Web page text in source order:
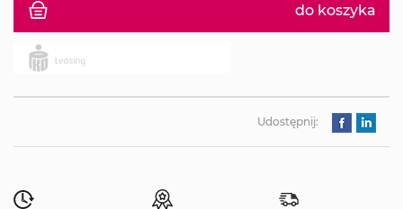
do koszyka
Udostępnij: